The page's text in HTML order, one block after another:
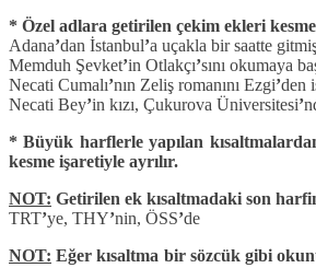
* Özel adlara getirilen çekim ekleri
Adana’dan İstanbul’a uçakla bir saatte
Memduh Şevket’in Otlakçı’sını okumaya
Necati Cumalı’nın Zeliş romanını Ezgi’den
Necati Bey’in kızı, Çukurova Üniversitesi’
* Büyük harflerle yapılan
kesme işaretiyle ayrılır.
NOT: Getirilen ek kısaltmadaki son
TRT’ye, THY’nin, ÖSS’de
NOT: Eğer kısaltma bir sözcük gibi